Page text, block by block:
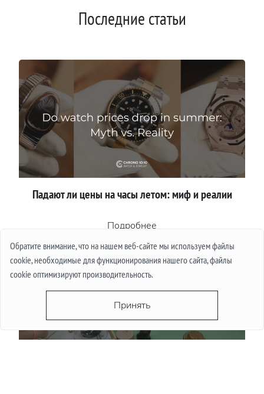
Обратите внимание, что на нашем веб-сайте мы используем файлы
cookie, необходимые для функционирования нашего сайта, файлы
cookie оптимизируют производительность.
Принять
Последние статьи
Падают ли цены на часы летом: миф и реалии
Подробнее